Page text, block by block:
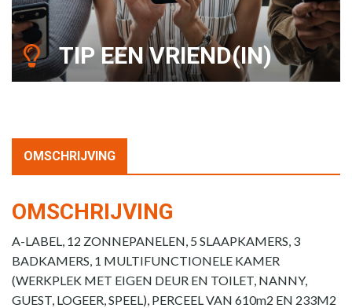
TIP EEN VRIEND(IN)
OMSCHRIJVING
OMSCHRIJVING
A-LABEL, 12 ZONNEPANELEN, 5 SLAAPKAMERS, 3
BADKAMERS, 1 MULTIFUNCTIONELE KAMER
(WERKPLEK MET EIGEN DEUR EN TOILET, NANNY,
GUEST, LOGEER, SPEEL), PERCEEL VAN 610m2 EN 233M2